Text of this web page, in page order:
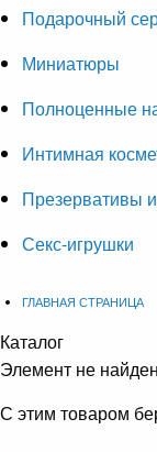
Подарочный
Миниатюры
Полноценные
Интимная
Презервативы
Секс-игрушки
ГЛАВНАЯ СТРАНИЦА
Каталог
Элемент не найден
С этим товаром